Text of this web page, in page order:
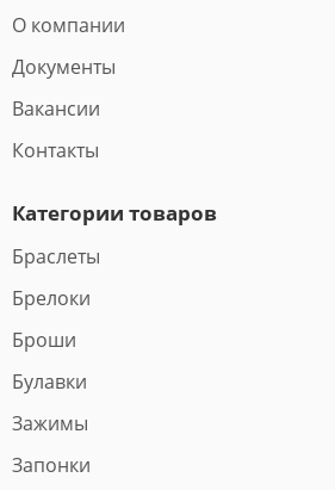
О компании
Документы
Вакансии
Контакты
Категории товаров
Браслеты
Брелоки
Броши
Булавки
Зажимы
Запонки